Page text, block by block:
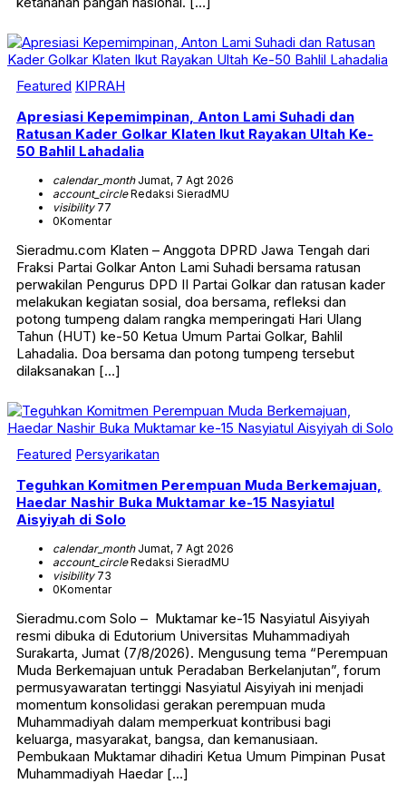
Featured KIPRAH
Apresiasi Kepemimpinan, Anton Lami Suhadi dan
Ratusan Kader Golkar Klaten Ikut Rayakan Ultah Ke-
50 Bahlil Lahadalia
calendar_monthJumat, 7 Agt 2026
account_circleRedaksi SieradMU
visibility77
0Komentar
Sieradmu.com Klaten – Anggota DPRD Jawa Tengah dari
Fraksi Partai Golkar Anton Lami Suhadi bersama ratusan
perwakilan Pengurus DPD II Partai Golkar dan ratusan kader
melakukan kegiatan sosial, doa bersama, refleksi dan
potong tumpeng dalam rangka memperingati Hari Ulang
Tahun (HUT) ke-50 Ketua Umum Partai Golkar, Bahlil
Lahadalia. Doa bersama dan potong tumpeng tersebut
dilaksanakan […]
Featured Persyarikatan
Teguhkan Komitmen Perempuan Muda Berkemajuan,
Haedar Nashir Buka Muktamar ke-15 Nasyiatul
Aisyiyah di Solo
calendar_monthJumat, 7 Agt 2026
account_circleRedaksi SieradMU
visibility73
0Komentar
Sieradmu.com Solo – Muktamar ke-15 Nasyiatul Aisyiyah
resmi dibuka di Edutorium Universitas Muhammadiyah
Surakarta, Jumat (7/8/2026). Mengusung tema “Perempuan
Muda Berkemajuan untuk Peradaban Berkelanjutan”, forum
permusyawaratan tertinggi Nasyiatul Aisyiyah ini menjadi
momentum konsolidasi gerakan perempuan muda
Muhammadiyah dalam memperkuat kontribusi bagi
keluarga, masyarakat, bangsa, dan kemanusiaan.
Pembukaan Muktamar dihadiri Ketua Umum Pimpinan Pusat
Muhammadiyah Haedar […]